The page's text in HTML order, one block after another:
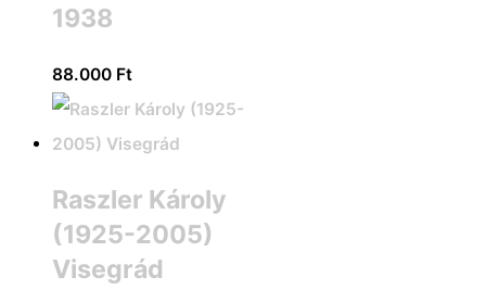
1938
88.000 Ft
Raszler Károly
(1925-2005)
Visegrád